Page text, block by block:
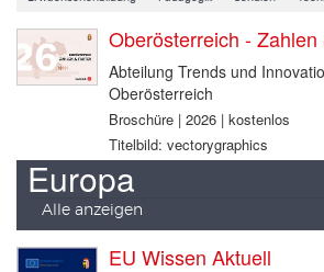
Oberösterreich -
Abteilung Trends und
Oberösterreich
Broschüre | 2026 | kostenlos
Titelbild: vectorygraphics
Europa
Alle anzeigen
EU Wissen Aktuell